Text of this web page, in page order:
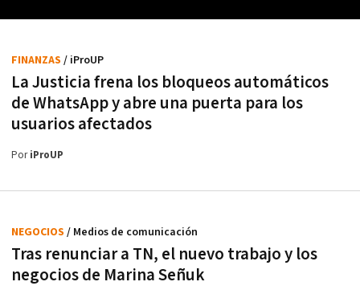
La Justicia frena los bloqueos automáticos
de WhatsApp y abre una puerta para los
usuarios afectados
FINANZAS / iProUP
PoriProUP
Tras renunciar a TN, el nuevo trabajo y los
negocios de Marina Señuk
NEGOCIOS / Medios de comunicación